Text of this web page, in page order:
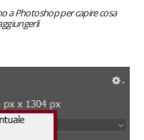
a Photoshop per capire cosa